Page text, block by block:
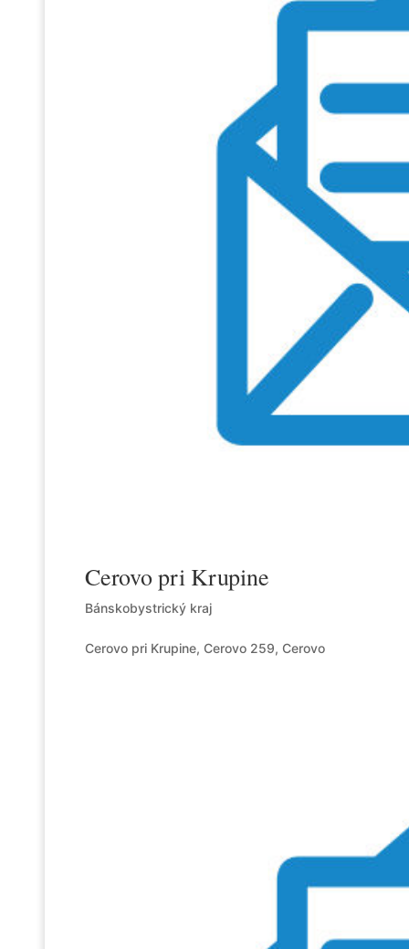
Cerovo pri Krupine
Bánskobystrický kraj
Cerovo pri Krupine, Cerovo 259, Cerovo